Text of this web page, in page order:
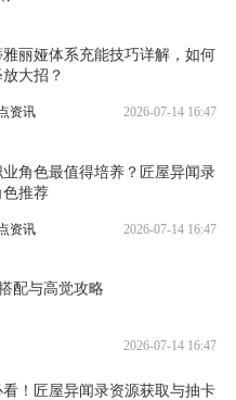
雅丽娅体系充能技巧详解，如何
大招？
资讯 2026-07-14 16:47
角色最值得培养？匠屋异闻录
色推荐
资讯 2026-07-14 16:47
配与高觉攻略
2026-07-14 16:47
看！匠屋异闻录资源获取与抽卡